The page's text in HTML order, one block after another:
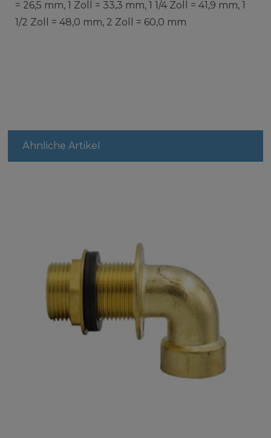
= 26,5 mm, 1 Zoll = 33,3 mm, 1 1/4 Zoll = 41,9 mm, 1
1/2 Zoll = 48,0 mm, 2 Zoll = 60,0 mm
Ähnliche Artikel